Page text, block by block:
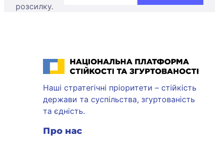
розсилку.
Національна платформа стійкості та згуртованості
Наші стратегічні пріоритети – стійкість
держави та суспільства, згуртованість
та єдність.
Про нас